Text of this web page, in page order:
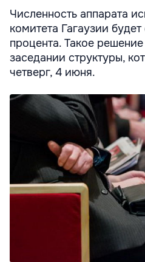
Численность аппарата
комитета Гагаузии
процента. Такое
заседании структуры,
четверг, 4 июня.